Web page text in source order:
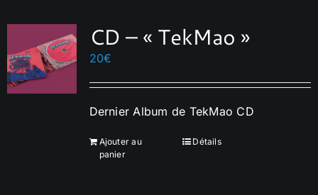
CD – « TekMao »
20€
Dernier Album de TekMao CD
Ajouter au
panier
Détails